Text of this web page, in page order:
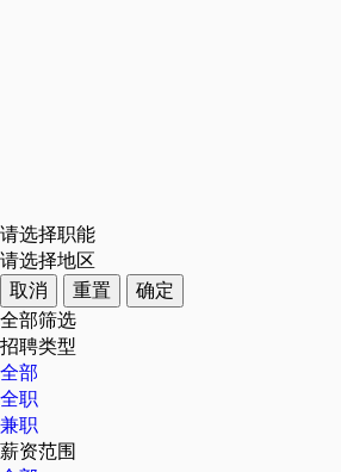
请选择职能
请选择地区
取消
重置
确定
全部筛选
招聘类型
全部
全职
兼职
薪资范围